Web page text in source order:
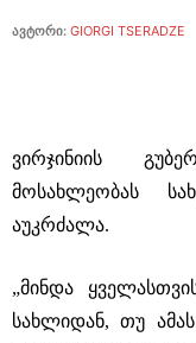
ავტორი: GIORGI TSERADZE
ვირჯინიის
მოსახლეობას
აუკრძალა.
„მინდა
სახლიდან, თუ